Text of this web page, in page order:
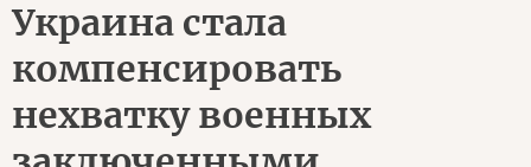
Украина стала
компенсировать
нехватку военных